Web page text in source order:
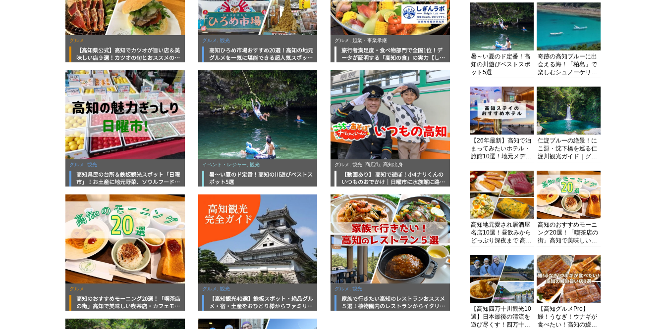
グルメ
【高知県公式】高知でカツオが旨い店＆美
味しい店９選！カツオの旬とおススメのお
グルメ, 観光
高知ひろめ市場おすすめ20選！高知の地元
グルメを一気に堪能できる超人気スポット
グルメ, 起業・事業承継
旅行者満足度・食べ物部門で全国1位！デ
ータが証明する「高知の食」の実力【しぎ
グルメ, 観光
高知県民の台所＆鉄板観光スポット「日曜
市」！お土産に地元野菜、ソウルフードま
底解説！
イベント・レジャー, 観光
暑～い夏のド定番！高知の川遊びベストス
ポット5選
グルメ, 観光, 商店街, 高知出身
【動画あり】 高知で遊ぼ！小4ナリくんの
いつものおでかけ｜日曜市に水族館に路面
グルメ
高知のおすすめモーニング20選！「喫茶店
の街」高知で美味しい喫茶店・カフェモー
グルメ, 観光
【高知観光40選】鉄板スポット・絶品グル
メ・宿・土産をおひとり様からファミリー
グルメ, 観光
家族で行きたい高知のレストランおススメ
５選！植物園内のレストランからイタリア
底解剖
紹介
暑～い夏のド定番！高
知の川遊びベストスポ
ット5選
奇跡の高知ブルーに出
会える海！「柏島」で
楽しむシュノーケリン
浴にキャンプまで透明
度抜群の海の楽園を徹
底紹介
【26年最新】高知で泊
まってみたいホテル・
旅館10選！地元メディ
厳選
仁淀ブルーの絶景！に
こ淵・沈下橋を巡る仁
淀川観光ガイド｜グル
まで完全網羅！
高知地元愛され居酒屋
名店10選！昼飲みから
どっぷり深夜まで 高知
知グルメPro】
高知のおすすめモーニ
ング20選！「喫茶店の
街」高知で美味しい喫
グをいただきます！
【高知四万十川観光10
選】日本最後の清流を
遊び尽くす！四万十川
【高知グルメPro】
鰻！うなぎ！ウナギが
食べたい！高知の鰻の